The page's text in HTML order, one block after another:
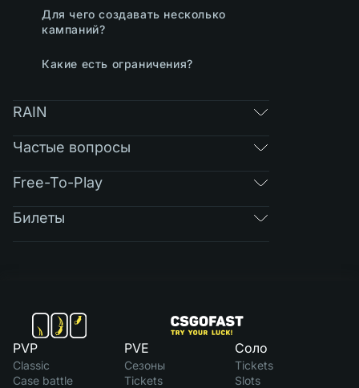
Для чего создавать несколько
кампаний?
Какие есть ограничения?
RAIN
Частые вопросы
Free-To-Play
Билеты
PVP
Classic
Case battle
PVE
Сезоны
Tickets
Соло
Tickets
Slots